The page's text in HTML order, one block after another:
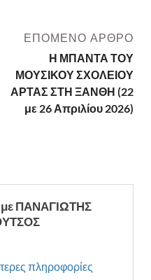
ΕΠΌΜΕΝΟ ΆΡΘΡΟ
Η ΜΠΑΝΤΑ ΤΟΥ
ΜΟΥΣΙΚΟΥ ΣΧΟΛΕΙΟΥ
ΑΡΤΑΣ ΣΤΗ ΞΑΝΘΗ (22
με 26 Απριλίου 2026)
με ΠΑΝΑΓΙΩΤΗΣ
πληροφορίες